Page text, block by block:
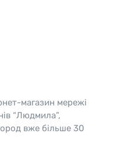
магазин мережі
“Людмила”,
вже більше 30